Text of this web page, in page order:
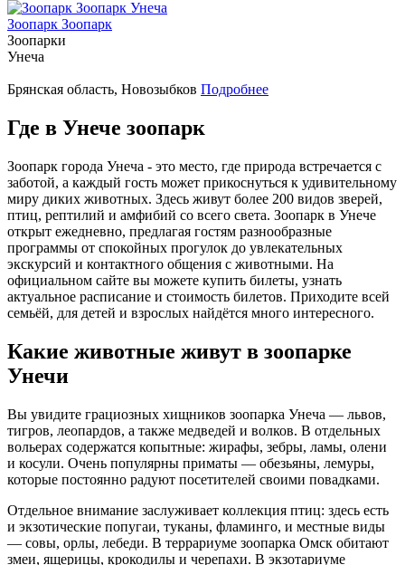
Зоопарк Зоопарк
Зоопарки
Унеча
Брянская область, Новозыбков Подробнее
Где в Унече зоопарк
Зоопарк города Унеча - это место, где природа встречается с
заботой, а каждый гость может прикоснуться к удивительному
миру диких животных. Здесь живут более 200 видов зверей,
птиц, рептилий и амфибий со всего света. Зоопарк в Унече
открыт ежедневно, предлагая гостям разнообразные
программы от спокойных прогулок до увлекательных
экскурсий и контактного общения с животными. На
официальном сайте вы можете купить билеты, узнать
актуальное расписание и стоимость билетов. Приходите всей
семьёй, для детей и взрослых найдётся много интересного.
Какие животные живут в зоопарке
Унечи
Вы увидите грациозных хищников зоопарка Унеча — львов,
тигров, леопардов, а также медведей и волков. В отдельных
вольерах содержатся копытные: жирафы, зебры, ламы, олени
и косули. Очень популярны приматы — обезьяны, лемуры,
которые постоянно радуют посетителей своими повадками.
Отдельное внимание заслуживает коллекция птиц: здесь есть
и экзотические попугаи, туканы, фламинго, и местные виды
— совы, орлы, лебеди. В террариуме зоопарка Омск обитают
змеи, ящерицы, крокодилы и черепахи. В экзотариуме